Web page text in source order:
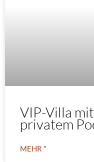
VIP-Villa
privatem
MEHR "